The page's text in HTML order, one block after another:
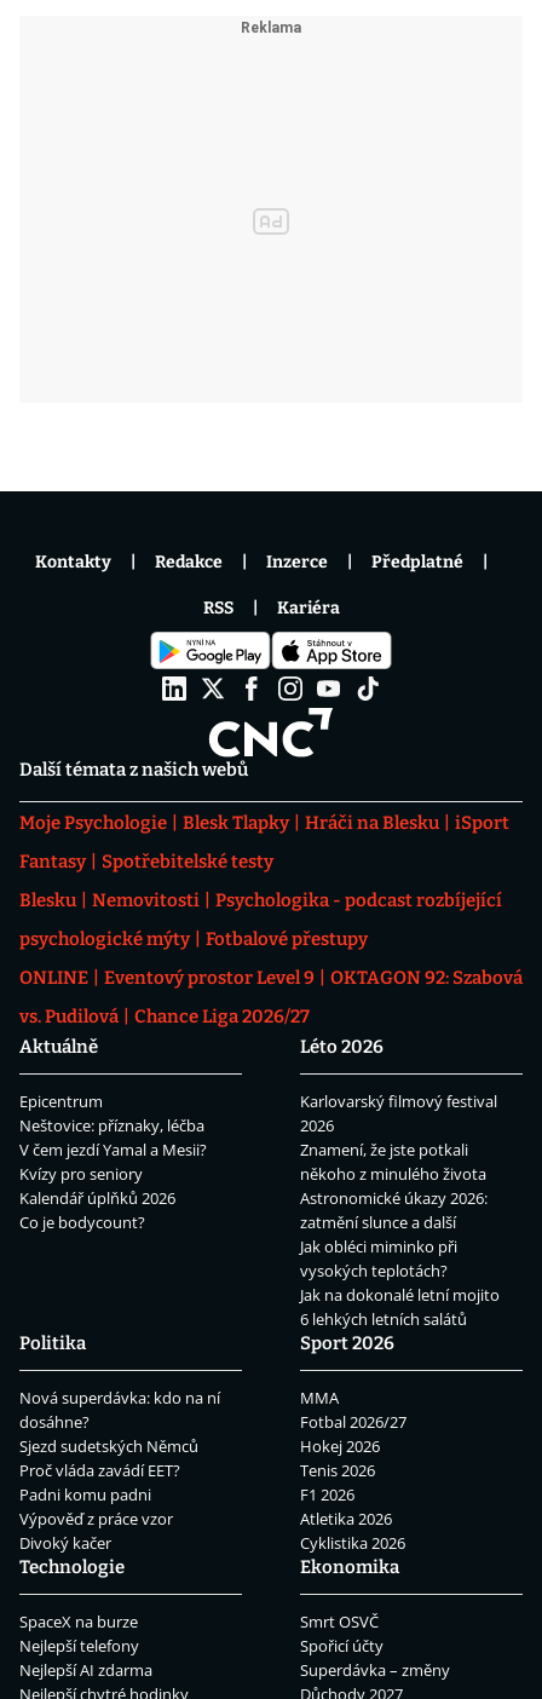
Další témata z našich webů
Moje Psychologie Blesk Tlapky Hráči na Blesku
iSport
Fantasy
Spotřebitelské testy
Blesku
Nemovitosti
Psychologika - podcast rozbíjející
psychologické mýty
Fotbalové přestupy
ONLINE
Eventový prostor Level 9
OKTAGON 92: Szabová
vs. Pudilová
Chance Liga 2026/27
Aktuálně
Epicentrum
Neštovice: příznaky, léčba
V čem jezdí Yamal a Mesii?
Kvízy pro seniory
Kalendář úplňků 2026
Co je bodycount?
Léto 2026
Karlovarský filmový festival
2026
Znamení, že jste potkali
někoho z minulého života
Astronomické úkazy 2026:
zatmění slunce a další
Jak obléci miminko při
vysokých teplotách?
Jak na dokonalé letní mojito
6 lehkých letních salátů
Politika
Nová superdávka: kdo na ní
dosáhne?
Sjezd sudetských Němců
Proč vláda zavádí EET?
Padni komu padni
Výpověď z práce vzor
Divoký kačer
Sport 2026
MMA
Fotbal 2026/27
Hokej 2026
Tenis 2026
F1 2026
Atletika 2026
Cyklistika 2026
Technologie
SpaceX na burze
Nejlepší telefony
Nejlepší AI zdarma
Nejlepší chytré hodinky
Ekonomika
Smrt OSVČ
Spořicí účty
Superdávka – změny
Důchody 2027
Kontakty Redakce Inzerce Předplatné
RSS Kariéra